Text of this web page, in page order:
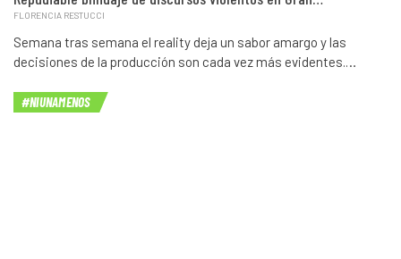
FLORENCIA RESTUCCI
Semana tras semana el reality deja un sabor amargo y las
decisiones de la producción son cada vez más evidentes.…
#NIUNAMENOS